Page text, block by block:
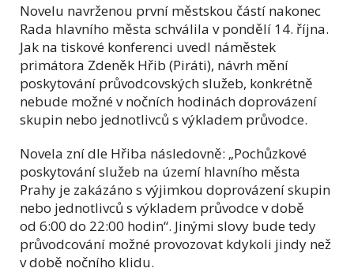
Novelu navrženou první městskou částí nakonec
Rada hlavního města schválila v pondělí 14. října.
Jak na tiskové konferenci uvedl náměstek
primátora Zdeněk Hřib (Piráti), návrh mění
poskytování průvodcovských služeb, konkrétně
nebude možné v nočních hodinách doprovázení
skupin nebo jednotlivců s výkladem průvodce.
Novela zní dle Hřiba následovně: „Pochůzkové
poskytování služeb na území hlavního města
Prahy je zakázáno s výjimkou doprovázení skupin
nebo jednotlivců s výkladem průvodce v době
od 6:00 do 22:00 hodin“. Jinými slovy bude tedy
průvodcování možné provozovat kdykoli jindy než
v době nočního klidu.